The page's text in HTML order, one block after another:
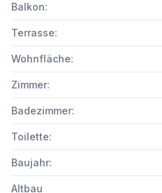
Balkon:
Terrasse:
Wohnfläche:
Zimmer:
Badezimmer:
Toilette:
Baujahr:
Altbau